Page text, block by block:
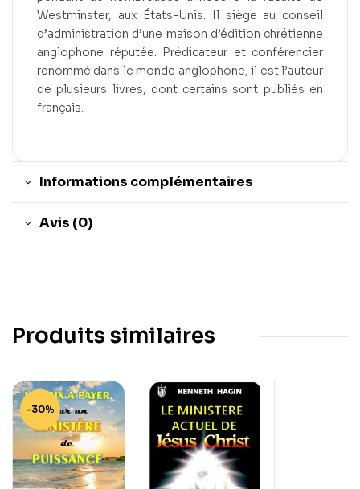
Westminster, aux États-Unis. Il siège au conseil
d’administration d’une maison d’édition chrétienne
anglophone réputée. Prédicateur et conférencier
renommé dans le monde anglophone, il est l’auteur
de plusieurs livres, dont certains sont publiés en
français.
Informations complémentaires
Avis (0)
Produits similaires
-30%